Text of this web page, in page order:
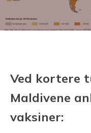
Ved kortere
Maldivene
vaksiner: